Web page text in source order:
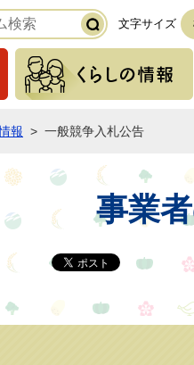
文字サイズ
緊急の情報
報 > 一般競争入札公告
事業